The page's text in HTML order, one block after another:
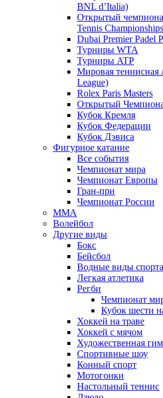
BNL d’Italia)
Открытый
Tennis
Dubai Premier Padel
Турниры WTA
Турниры ATP
Мировая теннисная
League)
Rolex Paris Masters
Открытый
Кубок Кремля
Кубок Федерации
Кубок Дэвиса
Фигурное катание
Все события
Чемпионат мира
Чемпионат Европы
Гран-при
Чемпионат России
MMA
Волейбол
Другие виды
Бокс
Бейсбол
Водные виды спорта
Легкая атлетика
Регби
Чемпионат
Кубок шести
Хоккей на траве
Хоккей с мячом
Художественная
Спортивные шоу
Конный спорт
Мотогонки
Настольный теннис